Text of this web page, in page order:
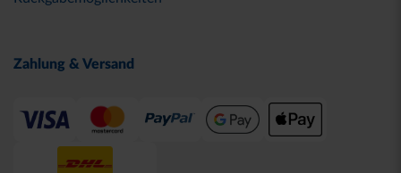
Zahlung & Versand